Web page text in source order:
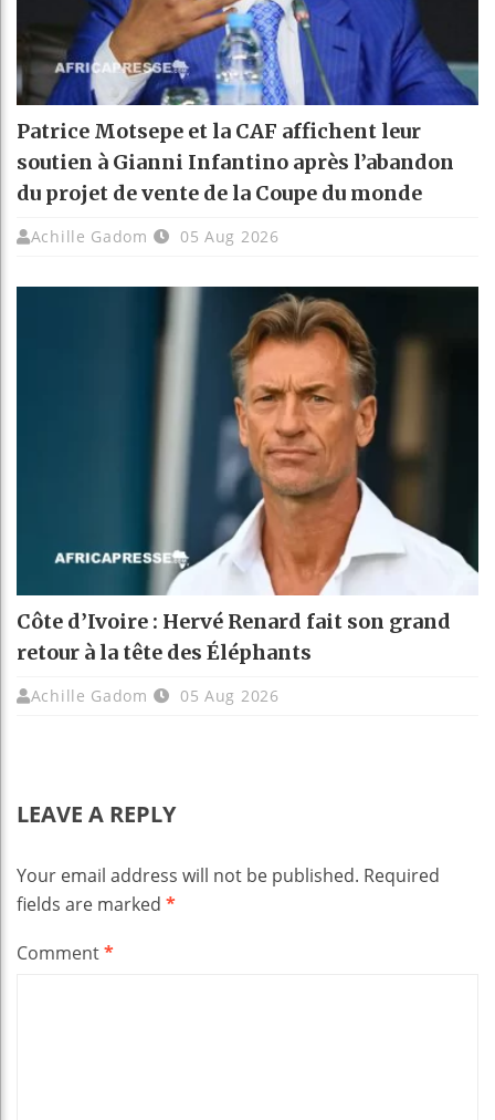
Patrice Motsepe et la CAF affichent leur
soutien à Gianni Infantino après l’abandon
du projet de vente de la Coupe du monde
Achille Gadom 05 Aug 2026
Côte d’Ivoire : Hervé Renard fait son grand
retour à la tête des Éléphants
Achille Gadom 05 Aug 2026
LEAVE A REPLY
Your email address will not be published. Required
fields are marked *
Comment*